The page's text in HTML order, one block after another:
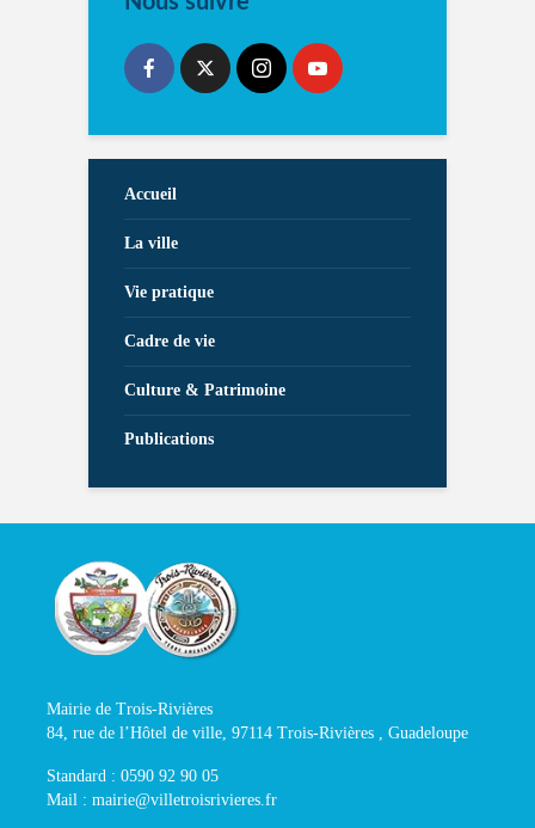
Accueil
La ville
Vie pratique
Cadre de vie
Culture & Patrimoine
Publications
Mairie de Trois-Rivières
84, rue de l’Hôtel de ville, 97114 Trois-Rivières , Guadeloupe
Standard : 0590 92 90 05
Mail : mairie@villetroisrivieres.fr